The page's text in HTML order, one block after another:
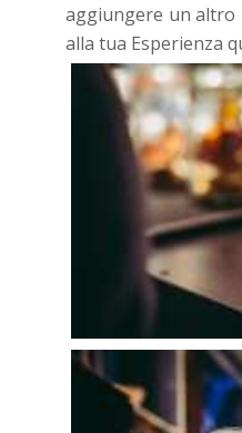
aggiungere un altro
alla tua Esperienza